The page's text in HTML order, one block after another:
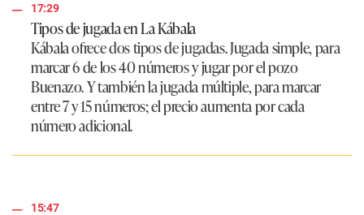
17:29
Tipos de jugada en La Kábala
Kábala ofrece dos tipos de jugadas. Jugada simple, para
marcar 6 de los 40 números y jugar por el pozo
Buenazo. Y también la jugada múltiple, para marcar
entre 7 y 15 números; el precio aumenta por cada
número adicional.
15:47